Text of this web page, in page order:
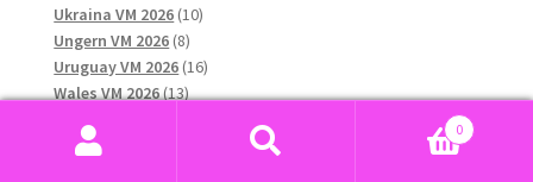
Ukraina VM 2026 1010
Ungern VM 2026 88
produkter
Uruguay VM 2026 1616
produkter
Wales VM 2026 1313
produkter
Algeriet VM 2026
0